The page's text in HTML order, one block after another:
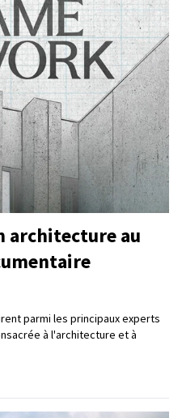
architecture au
parmi les principaux experts
à l'architecture et à